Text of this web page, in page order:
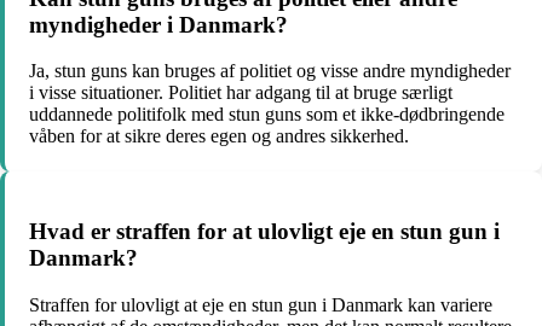
myndigheder i Danmark?
Ja, stun guns kan bruges af politiet og visse andre myndigheder
i visse situationer. Politiet har adgang til at bruge særligt
uddannede politifolk med stun guns som et ikke-dødbringende
våben for at sikre deres egen og andres sikkerhed.
Hvad er straffen for at ulovligt eje en stun gun i
Danmark?
Straffen for ulovligt at eje en stun gun i Danmark kan variere